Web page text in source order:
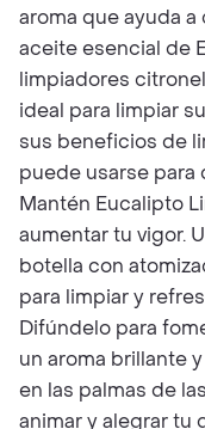
aroma que ayuda
aceite esencial de
limpiadores
ideal para limpiar
sus beneficios de
puede usarse para
Mantén Eucalipto
aumentar tu vigor.
botella con
para limpiar y
Difúndelo para
un aroma brillante
en las palmas de
animar y alegrar tu